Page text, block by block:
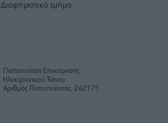
Διαφημιστικό τμήμα
Πιστοποίηση Επιχείρησης
Ηλεκτρονικού Τύπου
Αριθμός Πιστοποίησης: 242175